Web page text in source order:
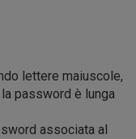
lettere maiuscole,
password è lunga
associata al